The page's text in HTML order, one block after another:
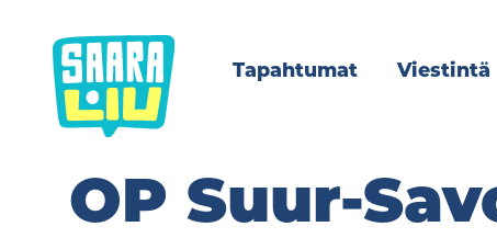
Tapahtumat Viestintä
OP Suur-